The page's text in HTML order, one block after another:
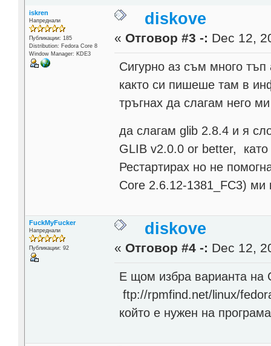
iskren
Напреднали
Публикации: 185
Distribution: Fedora Core 8
Window Manager: KDE3
diskove
« Отговор #3 -: Dec 12,
Сигурно аз съм много
както си пишеше там в
тръгнах да слагам него
да слагам glib 2.8.4 и я
GLIB v2.0.0 or better,
Рестартирах но не
Core 2.6.12-1381_FC3) ми
FuckMyFucker
Напреднали
Публикации: 92
diskove
« Отговор #4 -: Dec 12,
Е щом избра варианта на
ftp://rpmfind.net/linux/
който е нужен на